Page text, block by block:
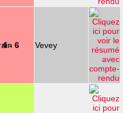
4 - 6 Vevey